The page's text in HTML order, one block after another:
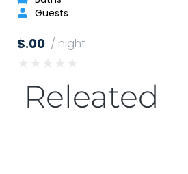
Guests
/ night
$.00
Releated